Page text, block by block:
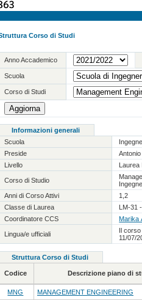
Corso di Studi
Anno Accademico
Scuola
Corso di Studi
Informazioni generali
Scuola
Preside
Livello
Laurea
Corso di Studio
Anni di Corso Attivi
1,2
Classe di Laurea
LM-31
Coordinatore CCS
Marika
Lingua/e ufficiali
Il corso
11/07/
Struttura Corso di Studi
Codice Descrizione piano di
MNG MANAGEMENT ENGINEERING